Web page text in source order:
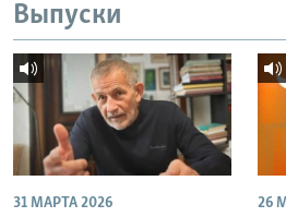
Выпуски
31 МАРТА 2026 26